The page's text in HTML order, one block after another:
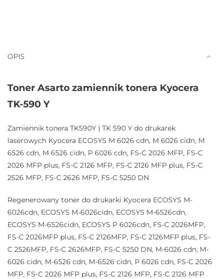
OPIS
Toner Asarto zamiennik tonera Kyocera
TK-590 Y
Zamiennik tonera TK590Y | TK 590 Y do drukarek
laserowych Kyocera ECOSYS M 6026 cdn, M 6026 cidn, M
6526 cdn, M 6526 cidn, P 6026 cdn, FS-C 2026 MFP, FS-C
2026 MFP plus, FS-C 2126 MFP, FS-C 2126 MFP plus, FS-C
2526 MFP, FS-C 2626 MFP, FS-C 5250 DN
Regenerowany toner do drukarki Kyocera ECOSYS M-
6026cdn, ECOSYS M-6026cidn, ECOSYS M-6526cdn,
ECOSYS M-6526cidn, ECOSYS P 6026cdn, FS-C 2026MFP,
FS-C 2026MFP plus, FS-C 2126MFP, FS-C 2126MFP plus, FS-
C 2526MFP, FS-C 2626MFP, FS-C 5250 DN, M-6026 cdn, M-
6026 cidn, M-6526 cdn, M-6526 cidn, P 6026 cdn, FS-C 2026
MFP, FS-C 2026 MFP plus, FS-C 2126 MFP, FS-C 2126 MFP